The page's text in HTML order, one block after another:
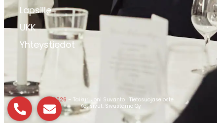
Lapsille
UKK
Yhteystiedot
© 2026 – Taikuri Joni Suvanto | Tietosuojaseloste
Kotisivut: Sivustamo Oy